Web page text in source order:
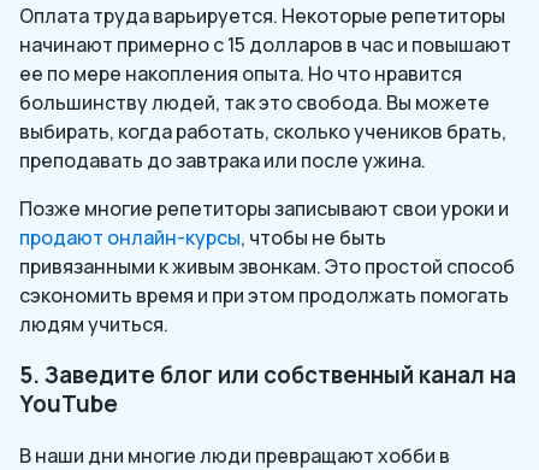
Оплата труда варьируется. Некоторые репетиторы
начинают примерно с 15 долларов в час и повышают
ее по мере накопления опыта. Но что нравится
большинству людей, так это свобода. Вы можете
выбирать, когда работать, сколько учеников брать,
преподавать до завтрака или после ужина.
Позже многие репетиторы записывают свои уроки и
продают онлайн-курсы, чтобы не быть
привязанными к живым звонкам. Это простой способ
сэкономить время и при этом продолжать помогать
людям учиться.
5. Заведите блог или собственный канал на
YouTube
В наши дни многие люди превращают хобби в